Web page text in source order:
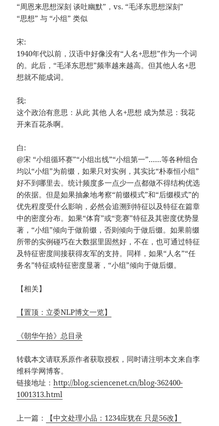
“周恩来思想深刻 谈吐幽默”，vs. “毛泽东思想深刻”
“思想” 与 “小组” 类似
宋:
1940年代以前，汉语中好像没有“人名+思想”作为一个词
的。此后，“毛泽东思想”频率越来越高。但其他人名+思
想就不能成词。
我:
这个政治有意思：从此 其他 人名+思想 成为禁忌：我花
开来百花杀啊。
白:
@宋 “小组循环赛”“小组出线”“小组第一”……等各种组合
均以“小组”为前缀，如果只对实例，其实比“朴泰恒小组”
好不到哪里去。统计频度多一点少一点都做不得结构优选
的依据。但是如果抽象地考察“前缀模式”和“后缀模式”的
优先程度受什么影响，必然会追溯到特征以及特征在篇章
中的密度分布。如果“体育”或“竞赛”特征及其密度优势显
著，“小组”倾向于做前缀，否则倾向于做后缀。如果前缀
所带的实例碰巧在大数据里固然好，不在，也可通过特征
及特征密度间接获得友军的支持。同样，如果“人名”“任
务名”特征或特征密度显著，“小组”倾向于做后缀。
【相关】
【置顶：立委NLP博文一览】
《朝华午拾》总目录
转载本文请联系原作者获取授权，同时请注明本文来自李
维科学网博客。
链接地址：http://blog.sciencenet.cn/blog-362400-
1001313.html
上一篇：
【中文处理小品：1234应犹在 只是56改】